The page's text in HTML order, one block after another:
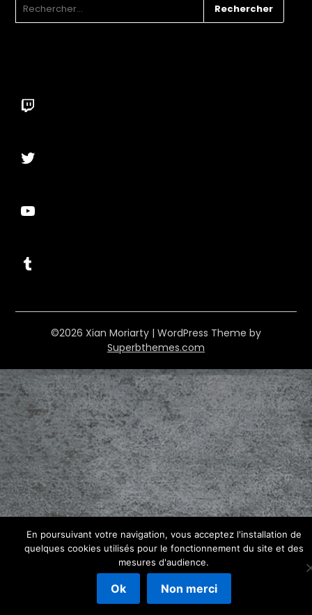
Twitch
Twitter
YouTube
Tumblr
©2026 Xian Moriarty | WordPress Theme by
Superbthemes.com
En poursuivant votre navigation, vous acceptez l'installation de
quelques cookies utilisés pour le fonctionnement du site et des
mesures d'audience.
Ok Non merci